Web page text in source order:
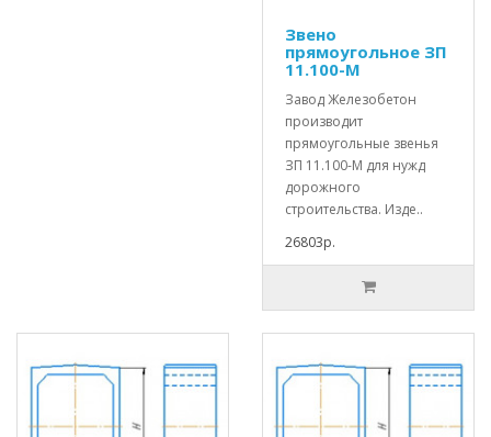
Звено
прямоугольное ЗП
11.100-М
Завод Железобетон
производит
прямоугольные звенья
ЗП 11.100-М для нужд
дорожного
строительства. Изде..
26803р.